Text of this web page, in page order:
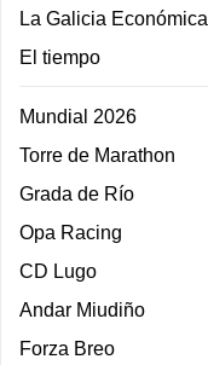
La Galicia Económica
El tiempo
Mundial 2026
Torre de Marathon
Grada de Río
Opa Racing
CD Lugo
Andar Miudiño
Forza Breo